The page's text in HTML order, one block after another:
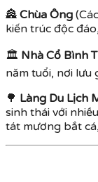
🏯 Chùa Ông
kiến trúc độc
🏛 Nhà Cổ Bình
năm tuổi, nơi lưu
🌳 Làng Du Lịch
sinh thái với
tát mương bắt